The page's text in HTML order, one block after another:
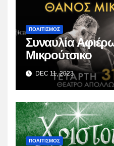
ΠΟΛΙΤΙΣΜΟΣ
Συναυλία
Μικρούτσικο
DEC 11, 2023
ΠΟΛΙΤΙΣΜΟΣ